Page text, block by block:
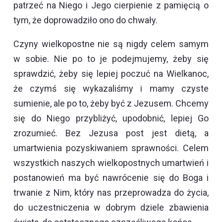
patrzeć na Niego i Jego cierpienie z pamięcią o
tym, że doprowadziło ono do chwały.
Czyny wielkopostne nie są nigdy celem samym
w sobie. Nie po to je podejmujemy, żeby się
sprawdzić, żeby się lepiej poczuć na Wielkanoc,
że czymś się wykazaliśmy i mamy czyste
sumienie, ale po to, żeby być z Jezusem. Chcemy
się do Niego przybliżyć, upodobnić, lepiej Go
zrozumieć. Bez Jezusa post jest dietą, a
umartwienia pozyskiwaniem sprawności. Celem
wszystkich naszych wielkopostnych umartwień i
postanowień ma być nawrócenie się do Boga i
trwanie z Nim, który nas przeprowadza do życia,
do uczestniczenia w dobrym dziele zbawienia